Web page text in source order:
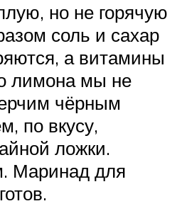
но не горячую
соль и сахар
а витамины
лимона мы не
чёрным
по вкусу,
ложки.
Маринад для